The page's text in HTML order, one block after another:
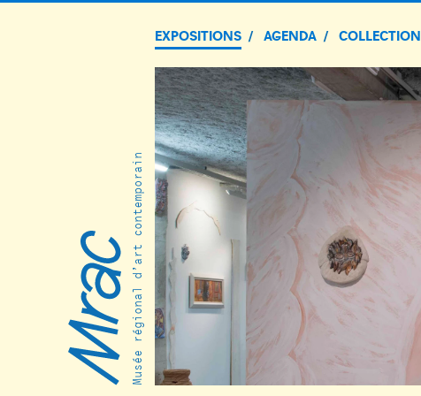
EXPOSITIONS AGENDA COLLECTION
Musée régional d’art contemporain